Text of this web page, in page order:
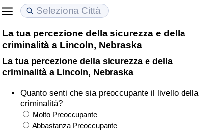
La tua percezione della sicurezza e della
criminalità a Lincoln, Nebraska
La tua percezione della sicurezza e della
criminalità a Lincoln, Nebraska
Quanto senti che sia preoccupante il livello della
criminalità?
Molto Preoccupante
Abbastanza Preoccupante
Costo della vita
Indice Del Costo Della Vita (corrente)
Indice Del Costo Della Vita
Indice del Costo della Vita per Nazione
Prezzi degli immobili
Indice del Prezzo delle Case (Corrente)
Indice del Prezzo delle Case
Indice del Prezzo delle Case per Nazione
Qualità della Vita
Indice della Qualità della Vita
Indice della Qualità della Vita (Corrente)
Indice della qualità della vita per Paese